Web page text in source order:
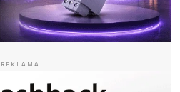
REKLAMA